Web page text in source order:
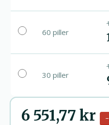
60 piller
30 piller
6 551,77 kr